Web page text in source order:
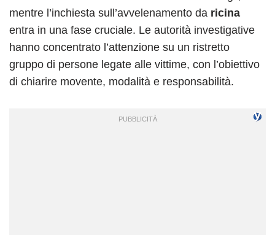
mentre l’inchiesta sull’avvelenamento da ricina
entra in una fase cruciale. Le autorità investigative
hanno concentrato l’attenzione su un ristretto
gruppo di persone legate alle vittime, con l’obiettivo
di chiarire movente, modalità e responsabilità.